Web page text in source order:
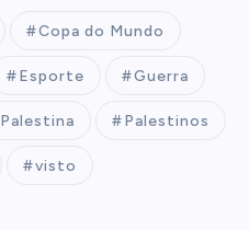
Copa do Mundo
Esporte Guerra
Palestina Palestinos
visto